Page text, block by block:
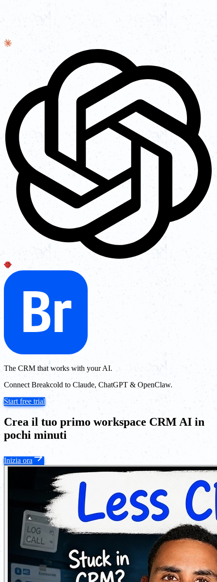
The CRM that works with your AI.
Connect Breakcold to Claude, ChatGPT & OpenClaw.
Start free trial
Crea il tuo primo workspace CRM AI in
pochi minuti
Inizia ora